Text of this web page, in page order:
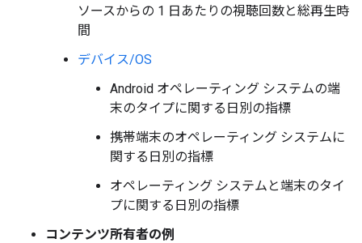
ソースからの 1 日あたりの視聴回数と総再生時
間
デバイス/OS
Android オペレーティング システムの端
末のタイプに関する日別の指標
携帯端末のオペレーティング システムに
関する日別の指標
オペレーティング システムと端末のタイ
プに関する日別の指標
コンテンツ所有者の例